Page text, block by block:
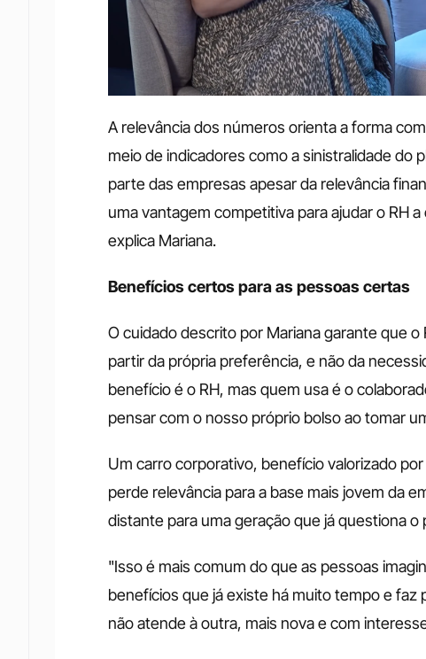
A relevância dos números orienta a forma
meio de indicadores como a sinistralidade do
parte das empresas apesar da relevância
uma vantagem competitiva para ajudar o RH
explica Mariana.
Benefícios certos para as pessoas certas
O cuidado descrito por Mariana garante que
partir da própria preferência, e não da
benefício é o RH, mas quem usa é o
pensar com o nosso próprio bolso ao tomar
Um carro corporativo, benefício valorizado
perde relevância para a base mais jovem da
distante para uma geração que já questiona o
"Isso é mais comum do que as pessoas
benefícios que já existe há muito tempo e faz
não atende à outra, mais nova e com